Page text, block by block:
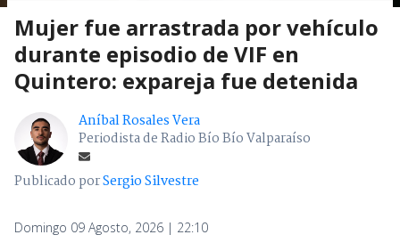
Mujer fue arrastrada por vehículo
durante episodio de VIF en
Quintero: expareja fue detenida
Aníbal Rosales Vera
Periodista de Radio Bío Bío Valparaíso
Publicado porSergio Silvestre
Domingo 09 Agosto, 2026 | 22:10